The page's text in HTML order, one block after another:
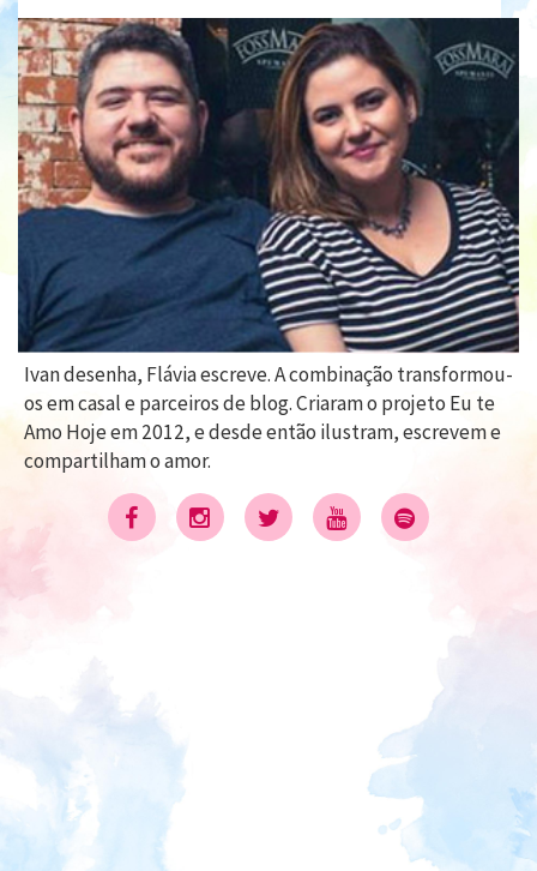
Ivan desenha, Flávia escreve. A combinação transformou-
os em casal e parceiros de blog. Criaram o projeto Eu te
Amo Hoje em 2012, e desde então ilustram, escrevem e
compartilham o amor.